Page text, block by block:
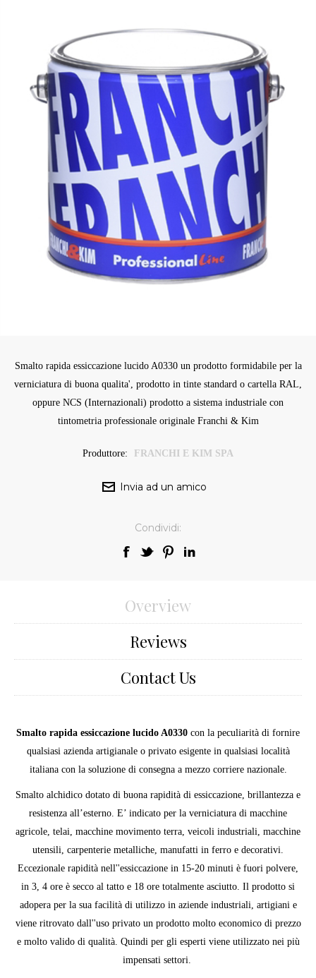
Smalto rapida essiccazione lucido A0330 un prodotto formidabile per la
verniciatura di buona qualita', prodotto in tinte standard o cartella RAL,
oppure NCS (Internazionali) prodotto a sistema industriale con
tintometria professionale originale Franchi & Kim
Produttore: FRANCHI E KIM SPA
Condividi:
Overview
Reviews
Contact Us
Smalto rapida essiccazione lucido A0330 con la peculiarità di fornire
qualsiasi azienda artigianale o privato esigente in qualsiasi località
italiana con la soluzione di consegna a mezzo corriere nazionale.
Smalto alchidico dotato di buona rapidità di essiccazione, brillantezza e
resistenza all’esterno. E’ indicato per la verniciatura di macchine
agricole, telai, macchine movimento terra, veicoli industriali, macchine
utensili, carpenterie metalliche, manufatti in ferro e decorativi.
Eccezionale rapidità nell''essiccazione in 15-20 minuti è fuori polvere,
in 3, 4 ore è secco al tatto e 18 ore totalmente asciutto. Il prodotto si
adopera per la sua facilità di utilizzo in aziende industriali, artigiani e
viene ritrovato dall''uso privato un prodotto molto economico di prezzo
e molto valido di qualità. Quindi per gli esperti viene utilizzato nei più
impensati settori.